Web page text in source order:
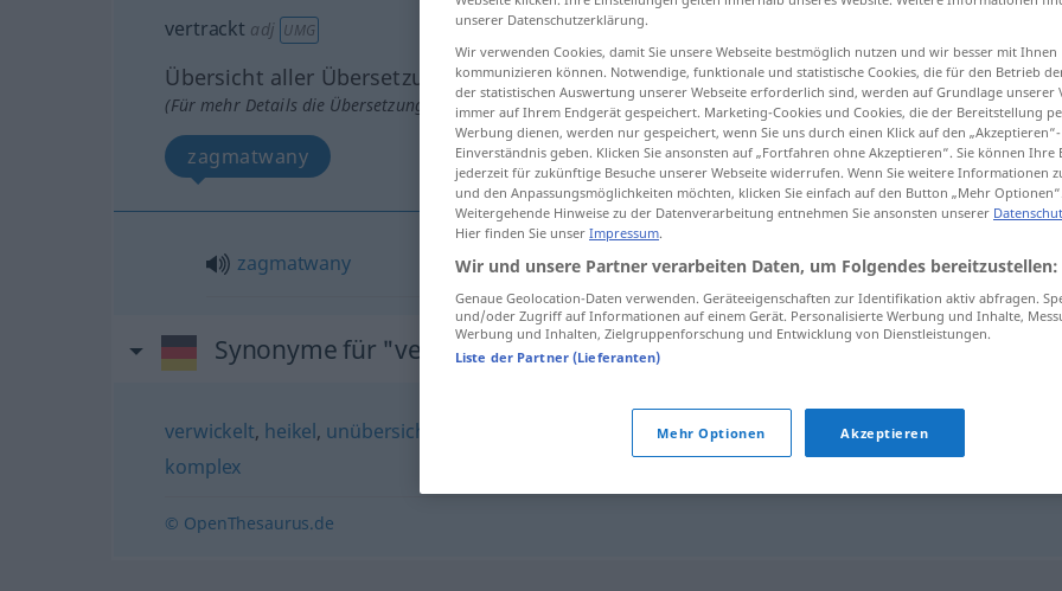
vertrackt adj UMG
Übersicht aller Übersetzungen
(Für mehr Details die Übersetzung anklicken/antippen)
zagmatwany
zagmatwany vertrackt
Synonyme für "vertrackt"
verwickelt, heikel, unübersichtlich prekär,vielschichtig ,verzwickt,
komplex
© OpenThesaurus.de
unserer Datenschutzerklärung.
Wir verwenden Cookies, damit Sie unsere Webseite bestmöglich nutzen und wir besser mit Ihnen
kommunizieren können. Notwendige, funktionale und statistische Cookies, die für den Betrieb
der statistischen Auswertung unserer Webseite erforderlich sind, werden auf Grundlage unserer
immer auf Ihrem Endgerät gespeichert. Marketing-Cookies und Cookies, die der Bereitstellung
Werbung dienen, werden nur gespeichert, wenn Sie uns durch einen Klick auf den
Einverständnis geben. Klicken Sie ansonsten auf „Fortfahren ohne Akzeptieren“. Sie können
jederzeit für zukünftige Besuche unserer Webseite widerrufen. Wenn Sie weitere Informationen
und den Anpassungsmöglichkeiten möchten, klicken Sie einfach auf den Button „Mehr
Weitergehende Hinweise zu der Datenverarbeitung entnehmen Sie ansonsten unserer
Hier finden Sie unser Impressum.
Wir und unsere Partner verarbeiten Daten, um Folgendes bereitzustellen:
Genaue Geolocation-Daten verwenden. Geräteeigenschaften zur Identifikation aktiv abfragen.
und/oder Zugriff auf Informationen auf einem Gerät. Personalisierte Werbung und Inhalte,
Werbung und Inhalten, Zielgruppenforschung und Entwicklung von Dienstleistungen.
Liste der Partner (Lieferanten)
Mehr Optionen Akzeptieren